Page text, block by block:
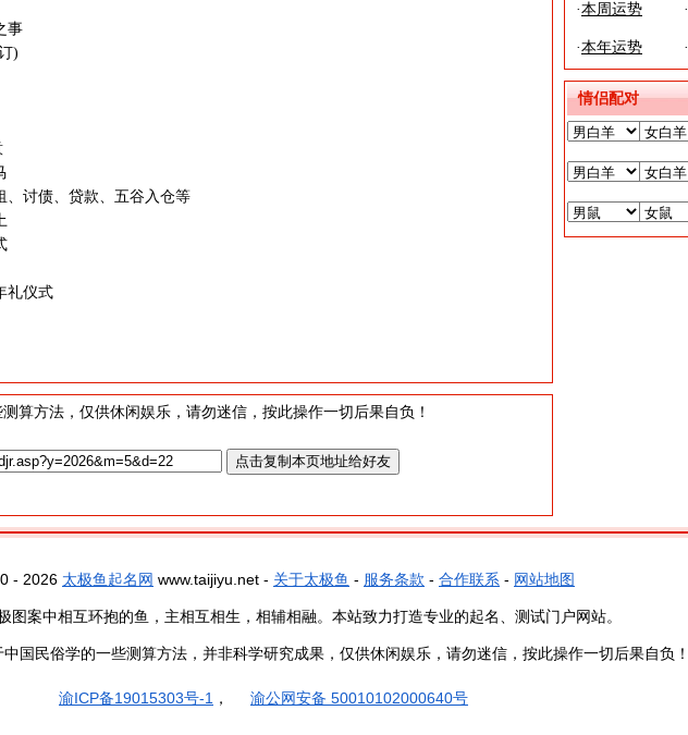
·本周运势 ·
·本年运势 ·
情侣配对
事
)
、讨债、贷款、五谷入仓等
礼仪式
算方法，仅供休闲娱乐，请勿迷信，按此操作一切后果自负！
- 2026 太极鱼起名网 www.taijiyu.net - 关于太极鱼 - 服务条款 - 合作联系 - 网站地图
图案中相互环抱的鱼，主相互相生，相辅相融。本站致力打造专业的起名、测试门户网站。
国民俗学的一些测算方法，并非科学研究成果，仅供休闲娱乐，请勿迷信，按此操作一切后果自负！
渝ICP备19015303号-1 ， 渝公网安备 50010102000640号